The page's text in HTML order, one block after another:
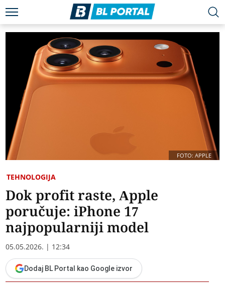
FOTO: APPLE
TEHNOLOGIJA
Dok profit raste, Apple
poručuje: iPhone 17
najpopularniji model
05.05.2026. | 12:34
Dodaj BL Portal kao Google izvor